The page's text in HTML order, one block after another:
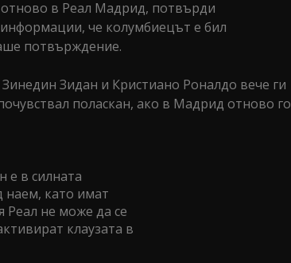
в Реал Мадрид, потвърди
че колумбиецът е бил
потвърждение.
Зидан и Кристиано Роналдо вече ги
поласкан, ако в Мадрид отново го
е в силната
наем, като имат
Реал не може да се
клаузата в